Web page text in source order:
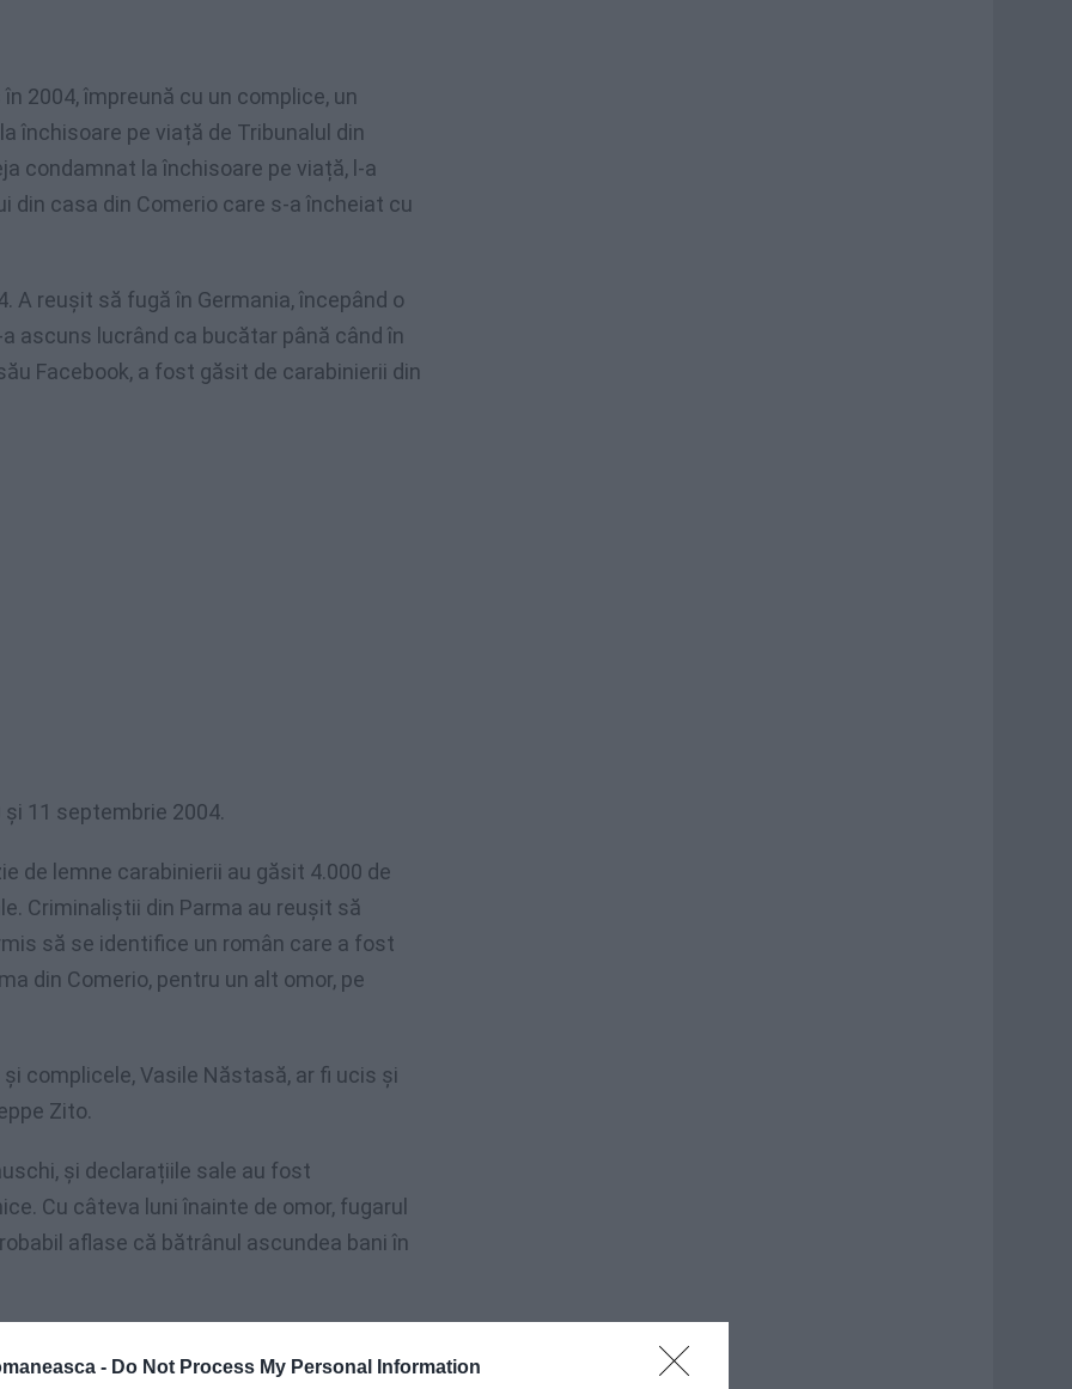
- Do Not Process My Personal Information
2004, împreună cu un complice, un
închisoare pe viață de Tribunalul din
condamnat la închisoare pe viață, l-a
din casa din Comerio care s-a încheiat cu
A reușit să fugă în Germania, începând o
ascuns lucrând ca bucătar până când în
Facebook, a fost găsit de carabinierii din
11 septembrie 2004.
de lemne carabinierii au găsit 4.000 de
Criminaliștii din Parma au reușit să
să se identifice un român care a fost
din Comerio, pentru un alt omor, pe
complicele, Vasile Năstasă, ar fi ucis și
Zito.
și declarațiile sale au fost
Cu câteva luni înainte de omor, fugarul
aflase că bătrânul ascundea bani în
câteva supravegheri în localitatea
de viață și câțiva conaționali. Pe